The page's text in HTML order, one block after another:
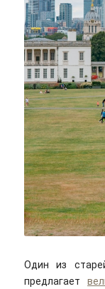
Один из
предлагает